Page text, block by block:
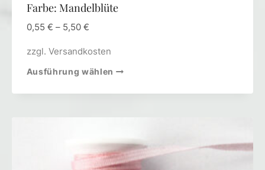
Farbe: Mandelblüte
0,55 € – 5,50 €
zzgl. Versandkosten
Ausführung wählen